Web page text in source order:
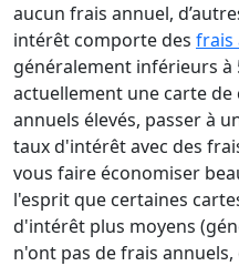
aucun frais annuel,
intérêt comporte des frais
généralement inférieurs à
actuellement une carte
annuels élevés, passer à
taux d'intérêt avec des
vous faire économiser
l'esprit que certaines
d'intérêt plus moyens
n'ont pas de frais